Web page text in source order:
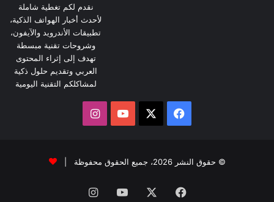
نقدم لكم تغطية شاملة
لأحدث أخبار الهواتف الذكية،
تطبيقات الأندرويد والآيفون،
وشروحات تقنية مبسطة
تهدف إلى إثراء المحتوى
العربي وتقديم حلول ذكية
لمشاكلكم التقنية اليومية
فيسبوك ‫YouTubeانستقرام
© حقوق النشر 2026، جميع الحقوق محفوظة |
فيسبوك ‫YouTubeانستقرام